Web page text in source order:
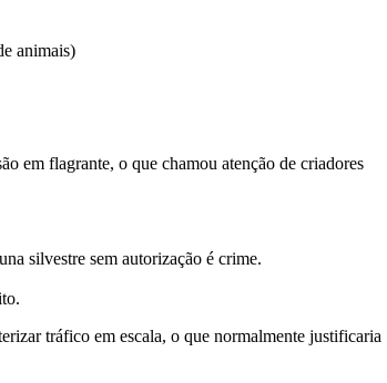
animais)
em flagrante, o que chamou atenção de criadores
silvestre sem autorização é crime.
tráfico em escala, o que normalmente justificaria